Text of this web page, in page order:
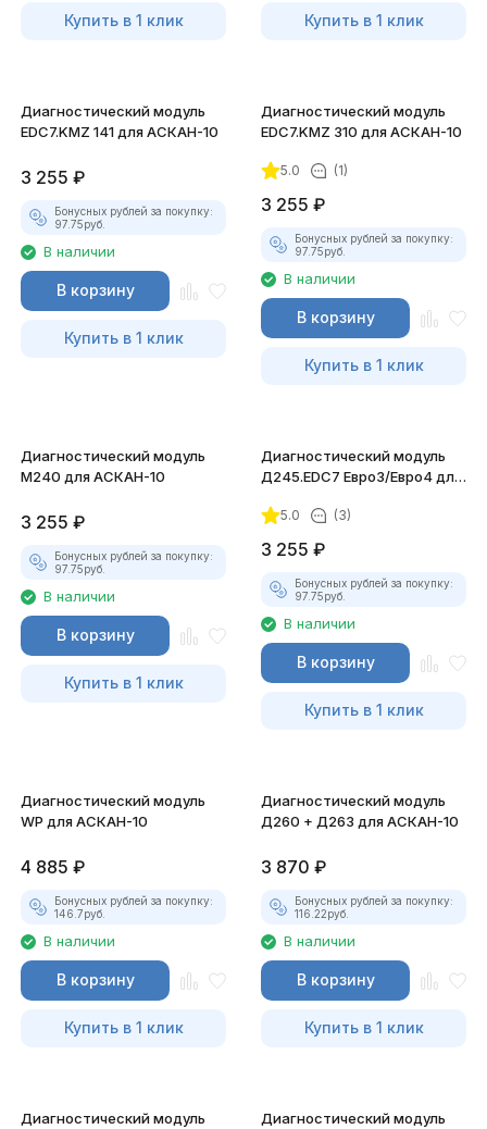
Купить в 1 клик Купить в 1 клик
Диагностический модуль
EDC7.KMZ 141 для АСКАН-10
3 255 ₽
Бонусных рублей за покупку:
97.75руб.
В наличии
В корзину
Купить в 1 клик
Диагностический модуль
EDC7.KMZ 310 для АСКАН-10
5.0 (1)
3 255 ₽
Бонусных рублей за покупку:
97.75руб.
В наличии
В корзину
Купить в 1 клик
Диагностический модуль
М240 для АСКАН-10
3 255 ₽
Бонусных рублей за покупку:
97.75руб.
В наличии
В корзину
Купить в 1 клик
Диагностический модуль
Д245.EDC7 Евро3/Евро4 для
5.0 (3)
3 255 ₽
Бонусных рублей за покупку:
97.75руб.
В наличии
В корзину
Купить в 1 клик
Диагностический модуль
WP для АСКАН-10
4 885 ₽
Бонусных рублей за покупку:
146.7руб.
В наличии
В корзину
Купить в 1 клик
Диагностический модуль
Д260 + Д263 для АСКАН-10
3 870 ₽
Бонусных рублей за покупку:
116.22руб.
В наличии
В корзину
Купить в 1 клик
Диагностический модуль
Диагностический модуль